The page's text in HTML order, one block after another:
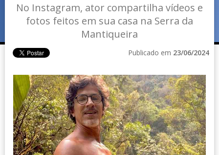
No Instagram, ator compartilha vídeos e
fotos feitos em sua casa na Serra da
Mantiqueira
Publicado em 23/06/2024